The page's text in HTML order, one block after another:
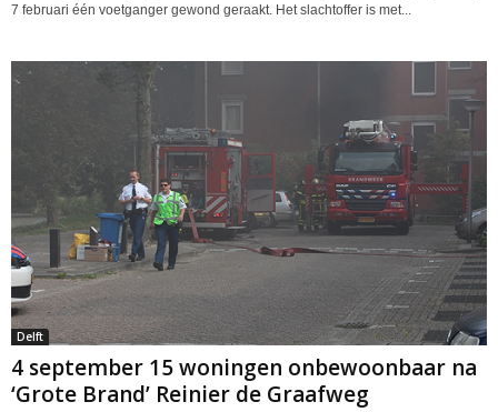
7 februari één voetganger gewond geraakt. Het slachtoffer is met...
Delft
4 september 15 woningen onbewoonbaar na
‘Grote Brand’ Reinier de Graafweg